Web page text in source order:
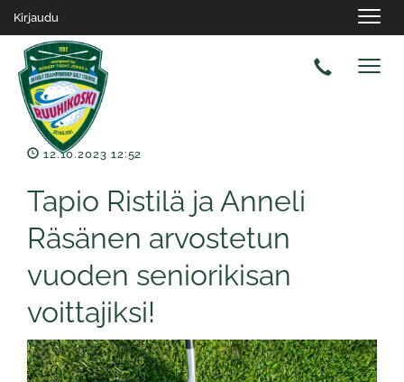
Kirjaudu
12.10.2023 12:52
Tapio Ristilä ja Anneli
Räsänen arvostetun
vuoden seniorikisan
voittajiksi!